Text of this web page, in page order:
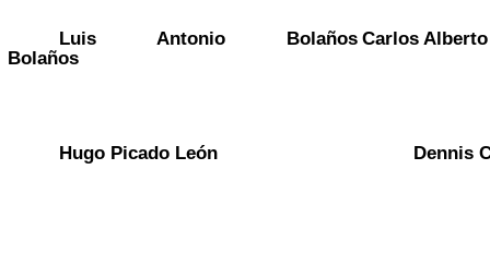
Luis Antonio Bolaños
Bolaños
Carlos
Hugo Picado León Dennis